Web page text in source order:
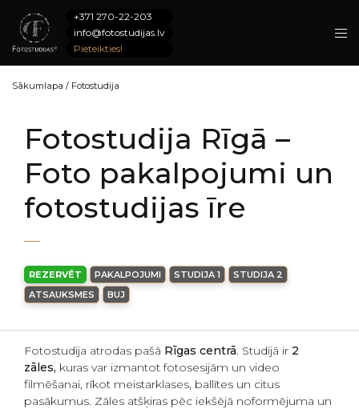
+371 270-22-203
info@fotostudijas.lv
Pieteikties!
Sākumlapa / Fotostudija
Fotostudija Rīgā –
Foto pakalpojumi un
fotostudijas īre
REZERVĒT PAKALPOJUMI STUDIJA 1
STUDIJA 2
ATSAUKSMES
BUJ
Fotostudija atrodas pašā Rīgas centrā. Studijā ir 2
zāles, kuras var izmantot fotosesijām un video
filmēšanai, rīkot meistarklases, ballītes un citus
pasākumus. Zāles atšķiras pēc iekšējā noformējuma un